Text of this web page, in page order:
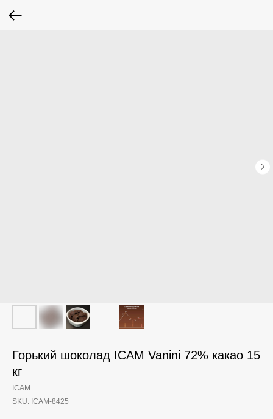
Горький шоколад ICAM Vanini 72% какао 15
кг
ICAM
SKU: ICAM-8425